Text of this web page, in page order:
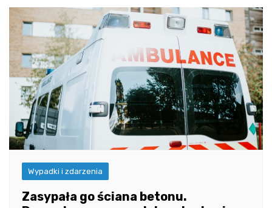
Wypadki i zdarzenia
Zasypała go ściana betonu.